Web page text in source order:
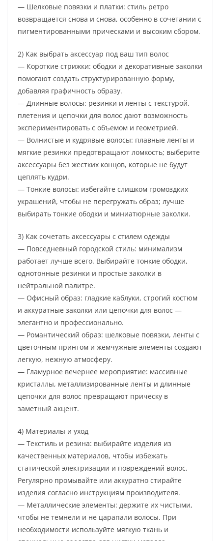
— Шелковые повязки и платки: стиль ретро
возвращается снова и снова, особенно в сочетании с
пигментированными прическами и высоким сбором.
2) Как выбрать аксессуар под ваш тип волос
— Короткие стрижки: ободки и декоративные заколки
помогают создать структурированную форму,
добавляя графичность образу.
— Длинные волосы: резинки и ленты с текстурой,
плетения и цепочки для волос дают возможность
экспериментировать с объемом и геометрией.
— Волнистые и кудрявые волосы: плавные ленты и
мягкие резинки предотвращают ломкость; выберите
аксессуары без жестких концов, которые не будут
цеплять кудри.
— Тонкие волосы: избегайте слишком громоздких
украшений, чтобы не перегружать образ; лучше
выбирать тонкие ободки и миниатюрные заколки.
3) Как сочетать аксессуары с стилем одежды
— Повседневный городской стиль: минимализм
работает лучше всего. Выбирайте тонкие ободки,
однотонные резинки и простые заколки в
нейтральной палитре.
— Офисный образ: гладкие каблуки, строгий костюм
и аккуратные заколки или цепочки для волос —
элегантно и профессионально.
— Романтический образ: шелковые повязки, ленты с
цветочным принтом и жемчужные элементы создают
легкую, нежную атмосферу.
— Гламурное вечернее мероприятие: массивные
кристаллы, металлизированные ленты и длинные
цепочки для волос превращают прическу в
заметный акцент.
4) Материалы и уход
— Текстиль и резина: выбирайте изделия из
качественных материалов, чтобы избежать
статической электризации и повреждений волос.
Регулярно промывайте или аккуратно стирайте
изделия согласно инструкциям производителя.
— Металлические элементы: держите их чистыми,
чтобы не темнели и не царапали волосы. При
необходимости используйте мягкую ткань и